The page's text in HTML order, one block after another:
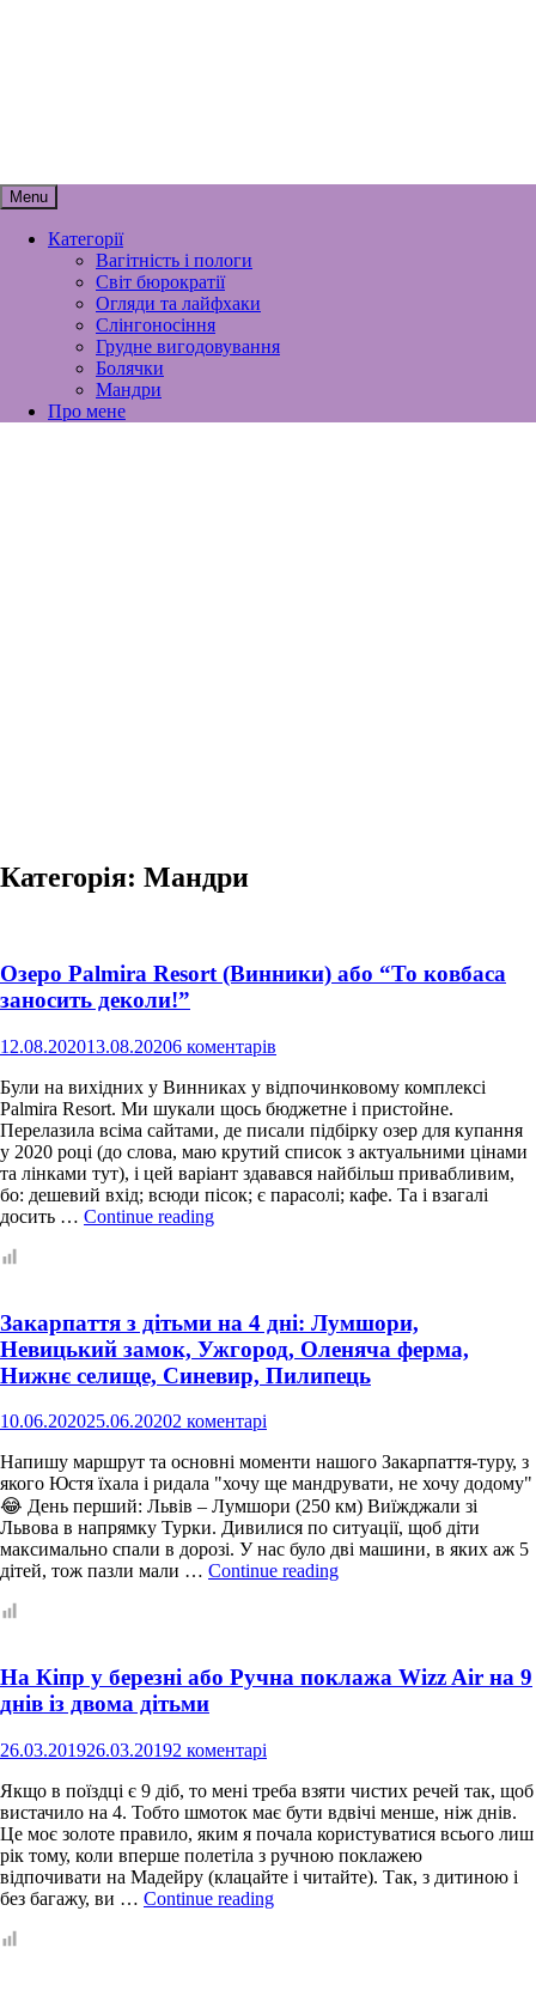
Menu
Категорії
Вагітність і пологи
Світ бюрократії
Огляди та лайфхаки
Слінгоносіння
Грудне вигодовування
Болячки
Мандри
Про мене
Категорія: Мандри
Озеро Palmira Resort (Винники) або “То ковбаса
заносить деколи!”
12.08.202013.08.20206 коментарів
Були на вихідних у Винниках у відпочинковому комплексі
Palmira Resort. Ми шукали щось бюджетне і пристойне.
Перелазила всіма сайтами, де писали підбірку озер для купання
у 2020 році (до слова, маю крутий список з актуальними цінами
та лінками тут), і цей варіант здавався найбільш привабливим,
бо: дешевий вхід; всюди пісок; є парасолі; кафе. Та і взагалі
досить … Continue readingОзеро
“То
ковбаса
заносить
деколи!”
Закарпаття з дітьми на 4 дні: Лумшори,
Невицький замок, Ужгород, Оленяча ферма,
Нижнє селище, Синевир, Пилипець
10.06.202025.06.20202 коментарі
Напишу маршрут та основні моменти нашого Закарпаття-туру, з
якого Юстя їхала і ридала "хочу ще мандрувати, не хочу додому"
😂 День перший: Львів – Лумшори (250 км) Виїжджали зі
Львова в напрямку Турки. Дивилися по ситуації, щоб діти
максимально спали в дорозі. У нас було дві машини, в яких аж 5
дітей, тож пазли мали … Continue readingЗакарпаття
дні:
Оленяча
ферма,
Нижнє
селище,
Синевир,
Пилипець
На Кіпр у березні або Ручна поклажа Wizz Air на 9
днів із двома дітьми
26.03.201926.03.20192 коментарі
Якщо в поїздці є 9 діб, то мені треба взяти чистих речей так, щоб
вистачило на 4. Тобто шмоток має бути вдвічі менше, ніж днів.
Це моє золоте правило, яким я почала користуватися всього лиш
рік тому, коли вперше полетіла з ручною поклажею
відпочивати на Мадейру (клацайте і читайте). Так, з дитиною і
без багажу, ви … Continue readingНа